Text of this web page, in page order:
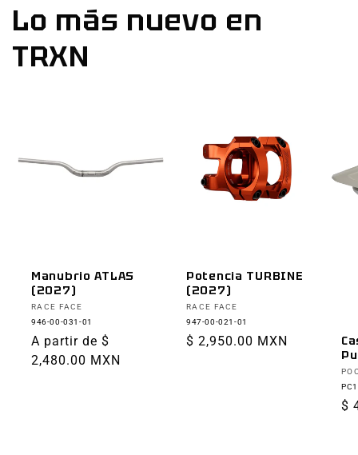
Lo más nuevo en
TRXN
Manubrio ATLAS
(2027)
Proveedor:
RACE FACE
946-00-031-01
Precio
habitual
A partir de $
2,480.00 MXN
Potencia TURBINE
(2027)
Proveedor:
RACE FACE
947-00-021-01
Precio
$ 2,950.00 MXN
$